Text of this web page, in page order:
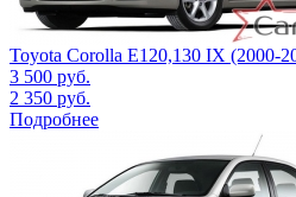
Toyota Corolla E120,130 IX (2000-
3 500 руб.
2 350 руб.
Подробнее